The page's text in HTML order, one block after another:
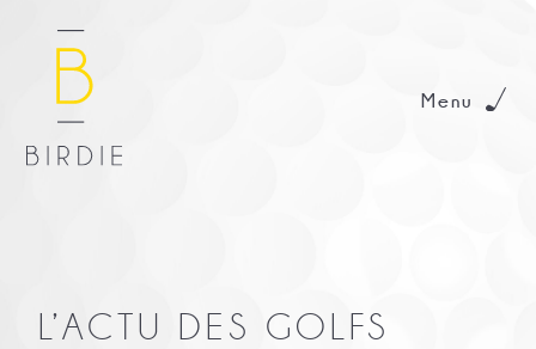
L’ACTU DES GOLFS
Menu